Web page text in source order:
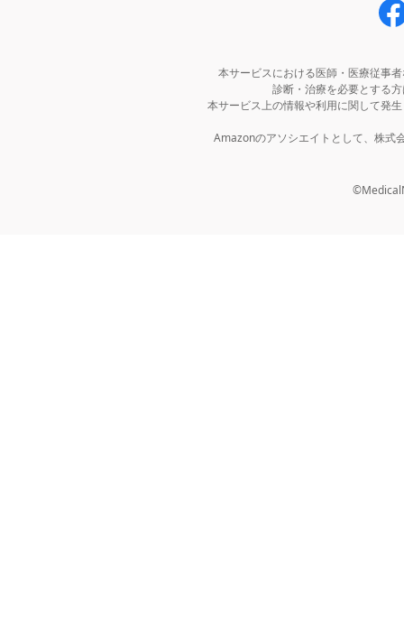
本サービスにおける医師・医療従事
診断・治療を必要とする
本サービス上の情報や利用に関して発
Amazonのアソシエイトとして、株式